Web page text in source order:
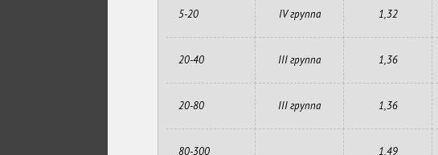
5-20 IV группа 1,32
20-40 III группа 1,36
20-80 III группа 1,36
80-300 1,49